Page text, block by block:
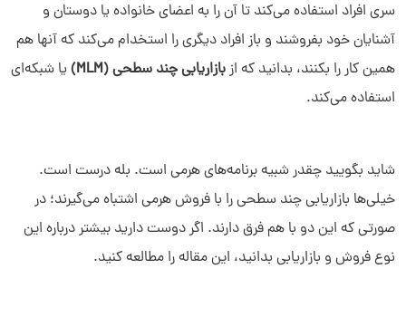
بازاریابی چندسطحی برای چه افرادی مناسب است؟
نمونه‌هایی از مشاغلی که از بازاریابی چند سطحی استفاده می‌کنند
سری افراد استفاده می‌کند تا آن را به اعضای خانواده یا دوستان و
آشنایان خود بفروشند و باز افراد دیگری را استخدام می‌کند که آنها هم
همین کار را بکنند، بدانید که ازبازاریابی چند سطحی (MLM)
یا شبکه‌ای
استفاده می‌کند.
شاید بگویید چقدر شبیه برنامه‌های هرمی است. بله درست است.
خیلی‌ها بازاریابی چند سطحی را با فروش هرمی اشتباه می‌گیرند؛ در
صورتی که این دو با هم فرق دارند. اگر دوست دارید بیشتر درباره این
نوع فروش و بازاریابی بدانید، این مقاله را مطالعه کنید.